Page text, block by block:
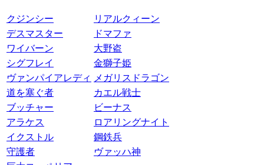
クジンシー
リアルクィーン
デスマスター
ドマファ
ワイバーン
大野盗
シグフレイ
金獅子姫
ヴァンパイアレディ
メガリスドラゴン
道を塞ぐ者
カエル戦士
ブッチャー
ビーナス
アラケス
ロアリングナイト
イクストル
鋼鉄兵
守護者
ヴァッハ神